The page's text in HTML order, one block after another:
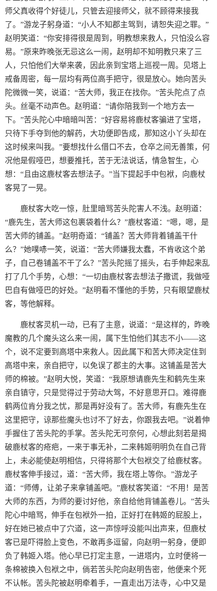
师父真收得个好徒儿，只管去迎接师父，就不顾得来接我
了。”游龙子躬身道：“小人不知郡主驾到，请恕失迎之罪。”
赵明笑道：“你安排得很是周到，明教想来救人，只怕没么容
易。”原来昨晚张无忌这么一闹，赵明却不知明教只来了三
人，只怕他们大举来袭，因此亲到宝塔上巡视一周。见塔上
戒备周密，每一层均有两位高手把守，很是放心。她向苦头
陀微微一笑，说道：“苦大师，我正在找你。”苦头陀点了点
头。丝毫不动声色。赵明道：“请你陪我到一个地方去一
下。”苦头陀心中暗暗叫苦：“好容易将鹿杖客骗进了宝塔，
只待下手夺到他的解药，大功便即告成，那知这小丫头却在
这时候来叫我。”要想找什么借口不去，仓卒之间无善策，何
况他是假哑巴，想要推托，苦于无法说话，情急智生，心
想：“且由这鹿杖客去想法子。”当下提起手中包袱，向鹿杖
客晃了一晃。
鹿杖客大吃一惊，肚里暗骂苦头陀害人不浅。赵明道：
“鹿先生，苦大师这包裹袋着什么？”鹿杖客道：“嗯，嗯，是
苦大师的铺盖。”赵明奇道：“铺盖？苦大师背着铺盖干什
么？”她噗哧一笑，说道：“苦大师嫌我太蠢，不肯收这个弟
子，自己卷铺盖不干了么？”苦头陀摇了摇头，右手伸起来乱
打了几个手势，心想：“一切由鹿杖客去想法子撒谎，我做哑
巴自有做哑巴的好处。”赵明看不懂他的手势，只有眼望鹿杖
客，等他解释。
鹿杖客灵机一动，已有了主意，说道：“是这样的，昨晚
魔教的几个魔头这么来一闹，属下生怕他们其志不小——这
个，说不定要到高塔中来救人。因此属下和苦大师决定住到
高塔中来，亲自把守，以免误了郡主的大事。这铺盖是苦大
师的棉被。”赵明大悦，笑道：“我原想请鹿先生和鹤先生来
亲自镇守，只是觉得过于劳动大驾，不好意思开口。难得鹿
鹤两位肯分我之忧，那是再好没有了。苦大师，有鹿先生在
这里把守，谅那些魔头也讨不了好去，你跟我去吧。”说着伸
手握住了苦头陀的手掌。苦头陀无可奈何，心想此刻若是揭
破鹿杖客的疮疤，一来于事无补，二来韩姬明明负在自己背
上，未必能使赵明相信，只得将那个大包袱交了给鹿杖客。
鹿杖客伸手接过，道：“苦大师，我在塔上等你。”游龙子
道：“师傅，让弟子来拿铺盖吧。”鹿杖客笑道：“不用！是苦
大师的东西，为师的要讨好他，亲自给他背铺盖卷儿。”苦头
陀心中暗骂，伸手在包袱外一拍，正好打在韩姬的屁股上，
好在她已被点中了穴道，这一声惊呼没能叫出声来，但鹿杖
客已是吓得脸上变色，不敢再多逗留，向赵明一躬身，便即
负了韩姬入塔。他心早已打定主意，一进塔内，立时便将一
条棉被换入包袱之中，倘若苦头陀向赵明告密，他便来个死
不认帐。苦头陀被赵明牵着手，一直走出万法寺，心中又是